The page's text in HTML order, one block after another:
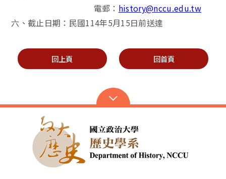
電郵： history@nccu.edu.tw
六、截止日期：民國114年5月15日前送達
回上頁 回首頁